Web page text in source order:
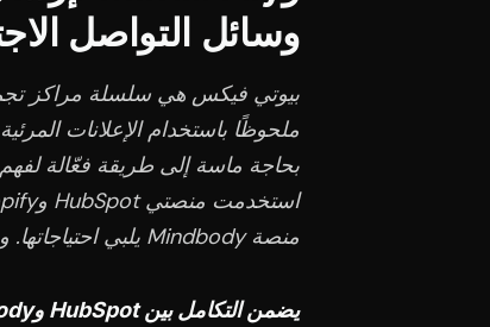
وسائل التواصل
بيوتي فيكس هي سلسلة مراكز
ملحوظًا باستخدام الإعلانات
بحاجة ماسة إلى طريقة فعّالة
منصة Mindbody يلبي احتياجاتها. وهنا برز دور APIANT.
يضمن التكامل بين HubSpot وMindbody إرسال الرسائل الصحيحة في الوقت المناسب